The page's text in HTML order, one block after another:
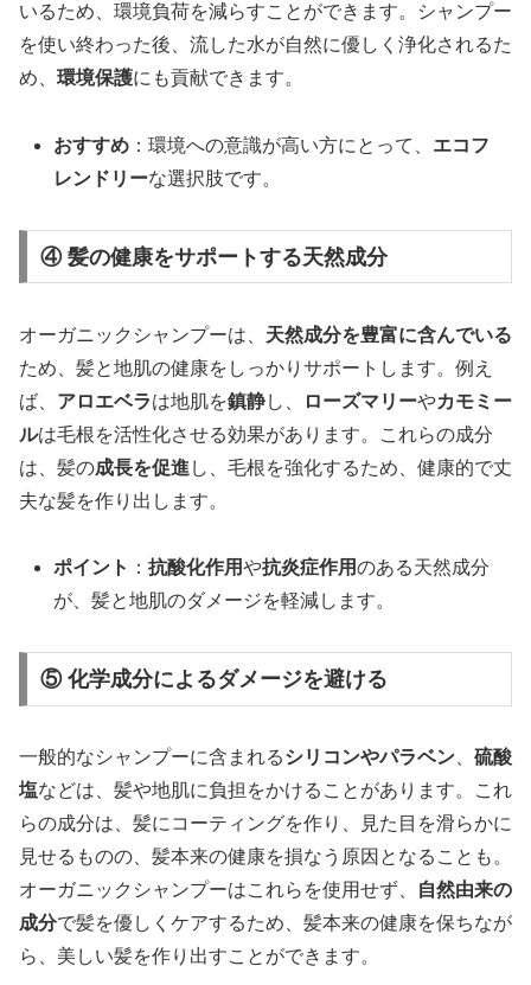
いるため、環境負荷を減らすことができます。シャンプー
を使い終わった後、流した水が自然に優しく浄化されるた
め、 環境保護にも貢献できます。
おすすめ ：環境への意識が高い方にとって、 エコフ
レンドリーな選択肢です。
④ 髪の健康をサポートする天然成分
オーガニックシャンプーは、 天然成分を豊富に含んでいる
ため、髪と地肌の健康をしっかりサポートします。例え
ば、 アロエベラは地肌を鎮静し、 ローズマリーやカモミー
ルは毛根を活性化させる効果があります。これらの成分
は、髪の成長を促進 し、毛根を強化するため、健康的で丈
夫な髪を作り出します。
ポイント ：抗酸化作用や抗炎症作用のある天然成分
が、髪と地肌のダメージを軽減します。
⑤ 化学成分によるダメージを避ける
一般的なシャンプーに含まれるシリコンやパラベン
硫酸
塩などは、髪や地肌に負担をかけることがあります。これ
らの成分は、髪にコーティングを作り、見た目を滑らかに
見せるものの、髪本来の健康を損なう原因となることも。
オーガニックシャンプーはこれらを使用せず、
自然由来の
成分で髪を優しくケアするため、髪本来の健康を保ちなが
ら、美しい髪を作り出すことができます。